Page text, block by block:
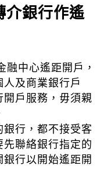
介銀行作遙
融中心遙距開戶，
及商業銀行戶
開戶服務，毋須親
銀行，都不接受客
聯絡銀行指定的
行以開始遙距開